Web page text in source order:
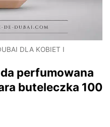
DLA KOBIET I
perfumowana
buteleczka 100